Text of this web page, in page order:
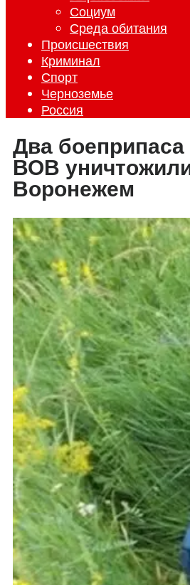
Социум
Среда обитания
Происшествия
Криминал
Спорт
Черноземье
Россия
Два
ВОВ
Воронежем